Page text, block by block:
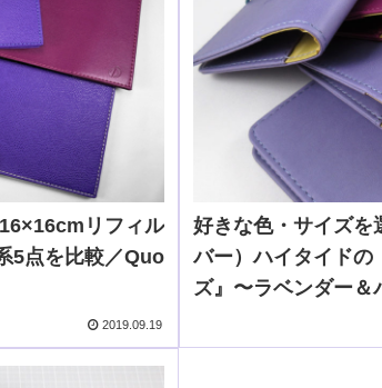
リフィル
5点を比較／Quo
2019.09.19
好きな色・サイズを
バー）ハイタイドの
ズ』〜ラベンダー